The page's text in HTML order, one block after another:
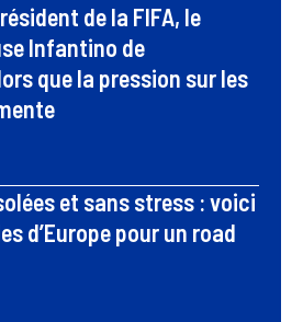
de la FIFA, le
Infantino de
que la pression sur les
et sans stress : voici
d’Europe pour un road